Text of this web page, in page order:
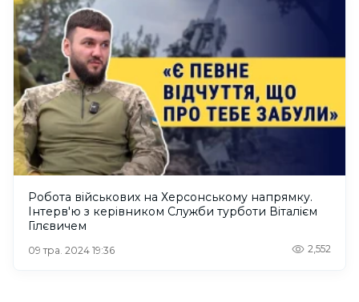
Робота військових на Херсонському напрямку.
Інтерв'ю з керівником Служби турботи Віталієм
Гілєвичем
09 тра. 2024 19:36 2,552